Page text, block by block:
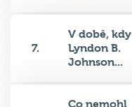
7.
V době, kdy
Lyndon B.
Johnson...
Co nemohl